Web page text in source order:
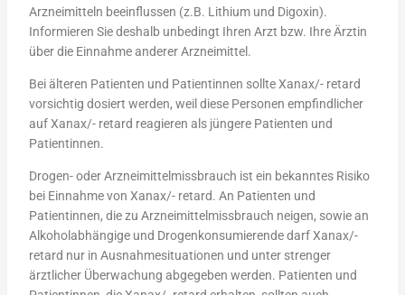
Arzneimitteln beeinflussen (z.B. Lithium und Digoxin).
Informieren Sie deshalb unbedingt Ihren Arzt bzw. Ihre Ärztin
über die Einnahme anderer Arzneimittel.
Bei älteren Patienten und Patientinnen sollte Xanax/- retard
vorsichtig dosiert werden, weil diese Personen empfindlicher
auf Xanax/- retard reagieren als jüngere Patienten und
Patientinnen.
Drogen- oder Arzneimittelmissbrauch ist ein bekanntes Risiko
bei Einnahme von Xanax/- retard. An Patienten und
Patientinnen, die zu Arzneimittelmissbrauch neigen, sowie an
Alkoholabhängige und Drogenkonsumierende darf Xanax/-
retard nur in Ausnahmesituationen und unter strenger
ärztlicher Überwachung abgegeben werden. Patienten und